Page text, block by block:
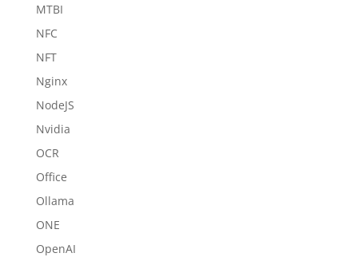
MTBI
NFC
NFT
Nginx
NodeJS
Nvidia
OCR
Office
Ollama
ONE
OpenAI